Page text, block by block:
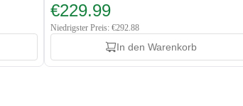
€229.99
Niedrigster Preis: €292.88
In den Warenkorb